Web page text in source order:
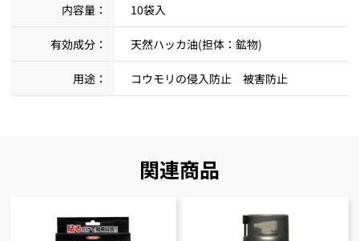
内容量： 10袋入
有効成分： 天然ハッカ油(担体：鉱物)
用途： コウモリの侵入防止 被害防止
関連商品